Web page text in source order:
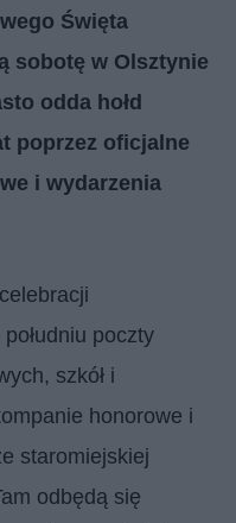
Święta
sobotę w Olsztynie
odda hołd
poprzez oficjalne
i wydarzenia
poczty
szkół i
honorowe i
staromiejskiej
odbędą się